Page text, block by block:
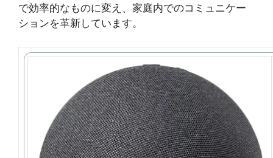
で効率的なものに変え、家庭内でのコミュニケー
ションを革新しています。